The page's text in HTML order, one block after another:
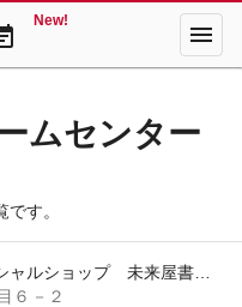
New! menu
ムセンター
す。
未来屋書店三田ウッディタウン店
６－２